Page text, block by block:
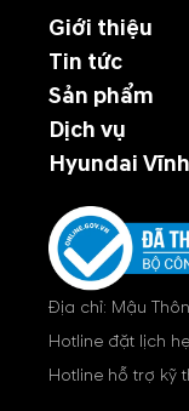
Giới thiệu
Tin tức
Sản phẩm
Dịch vụ
Hyundai
Địa chỉ: Mậu
Hotline đặt lịch
Hotline hỗ trợ kỹ